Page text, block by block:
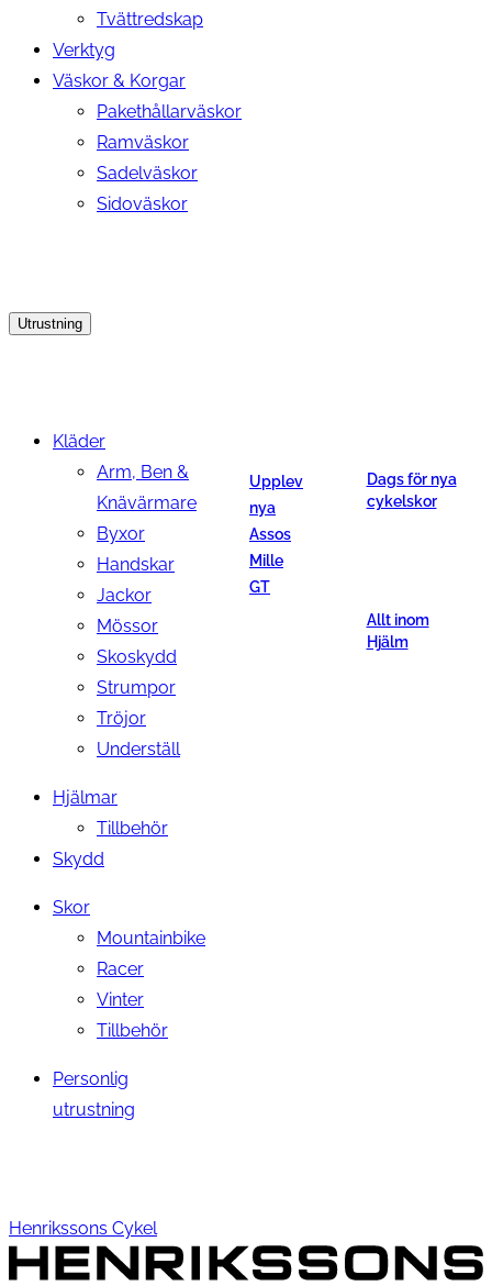
Tvättredskap
Verktyg
Väskor & Korgar
Pakethållarväskor
Ramväskor
Sadelväskor
Sidoväskor
Utrustning
Kläder
Arm, Ben &
Knävärmare
Byxor
Handskar
Jackor
Mössor
Skoskydd
Strumpor
Tröjor
Underställ
Hjälmar
Tillbehör
Skydd
Skor
Mountainbike
Racer
Vinter
Tillbehör
Personlig
utrustning
Upplev
nya
Assos
Mille
GT
Dags för nya
cykelskor
Allt inom
Hjälm
Henrikssons Cykel